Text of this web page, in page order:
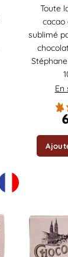
Toute
cacao
sublimé
En